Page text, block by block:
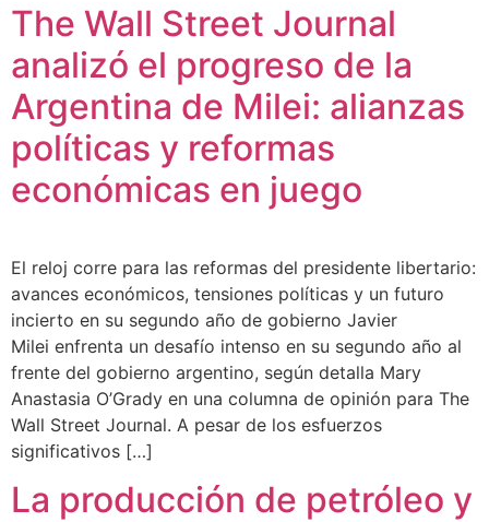
The Wall Street Journal
analizó el progreso de la
Argentina de Milei: alianzas
políticas y reformas
económicas en juego
El reloj corre para las reformas del presidente libertario:
avances económicos, tensiones políticas y un futuro
incierto en su segundo año de gobierno Javier
Milei enfrenta un desafío intenso en su segundo año al
frente del gobierno argentino, según detalla Mary
Anastasia O’Grady en una columna de opinión para The
Wall Street Journal. A pesar de los esfuerzos
significativos […]
La producción de petróleo y